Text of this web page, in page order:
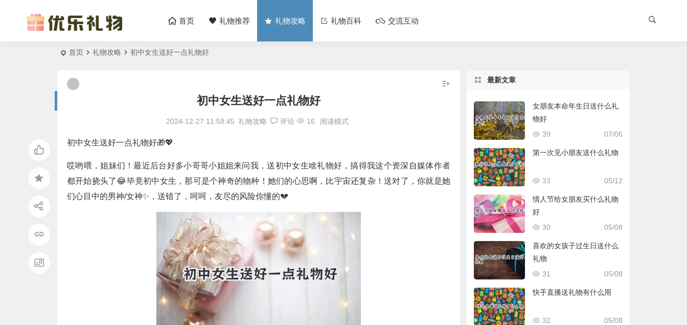
首页 礼物推荐 礼物攻略 礼物百科 交流互动
首页 礼物攻略 初中女生送好一点礼物好
初中女生送好一点礼物好
2024-12-27 11:58:45 礼物攻略 评论 16 阅读模式
初中女生送好一点礼物好🎁💖
哎哟喂，姐妹们！最近后台好多小哥哥小姐姐来问我，送初中女生啥礼物好，搞得我这个资深自媒体作者
都开始挠头了😂毕竟初中女生，那可是个神奇的物种！她们的心思啊，比宇宙还复杂！送对了，你就是她
们心目中的男神/女神✨，送错了，呵呵，友尽的风险你懂的💔
最新文章
女朋友本命年生日送什么礼
物好
07/06
39
第一次见小朋友送什么礼物
05/12
33
情人节给女朋友买什么礼物
好
05/08
30
喜欢的女孩子过生日送什么
礼物
05/08
31
快手直播送礼物有什么用
05/08
32